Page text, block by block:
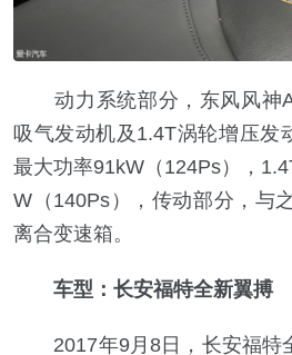
动力系统部分，东风风神
吸气发动机及1.4T涡轮增压发
最大功率91kW（124Ps），
W（140Ps），传动部分，与
离合变速箱。
车型：长安福特全新翼搏
2017年9月8日，长安福特